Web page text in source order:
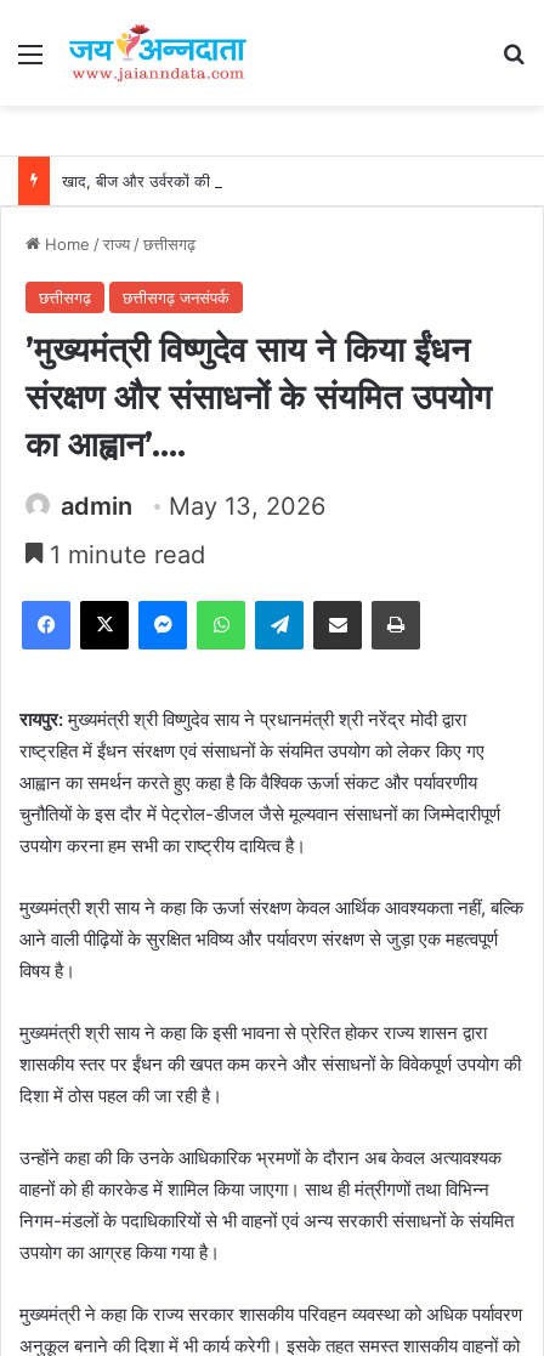
Menu
Home /राज्य/छत्तीसगढ़
छत्तीसगढ़ छत्तीसगढ़ जनसंपर्क
’मुख्यमंत्री विष्णुदेव साय ने किया ईंधन
संरक्षण और संसाधनों के संयमित उपयोग
का आह्वान’….
admin
May 13, 2026
1 minute read
Facebook
X MessengerWhatsAppTelegramShare via Email Print
रायपुर:मुख्यमंत्री श्री विष्णुदेव साय ने प्रधानमंत्री श्री नरेंद्र मोदी द्वारा
राष्ट्रहित में ईंधन संरक्षण एवं संसाधनों के संयमित उपयोग को लेकर किए गए
आह्वान का समर्थन करते हुए कहा है कि वैश्विक ऊर्जा संकट और पर्यावरणीय
चुनौतियों के इस दौर में पेट्रोल-डीजल जैसे मूल्यवान संसाधनों का जिम्मेदारीपूर्ण
उपयोग करना हम सभी का राष्ट्रीय दायित्व है।
मुख्यमंत्री श्री साय ने कहा कि ऊर्जा संरक्षण केवल आर्थिक आवश्यकता नहीं, बल्कि
आने वाली पीढ़ियों के सुरक्षित भविष्य और पर्यावरण संरक्षण से जुड़ा एक महत्वपूर्ण
विषय है।
मुख्यमंत्री श्री साय ने कहा कि इसी भावना से प्रेरित होकर राज्य शासन द्वारा
शासकीय स्तर पर ईंधन की खपत कम करने और संसाधनों के विवेकपूर्ण उपयोग की
दिशा में ठोस पहल की जा रही है।
उन्होंने कहा की कि उनके आधिकारिक भ्रमणों के दौरान अब केवल अत्यावश्यक
वाहनों को ही कारकेड में शामिल किया जाएगा। साथ ही मंत्रीगणों तथा विभिन्न
निगम-मंडलों के पदाधिकारियों से भी वाहनों एवं अन्य सरकारी संसाधनों के संयमित
उपयोग का आग्रह किया गया है।
मुख्यमंत्री ने कहा कि राज्य सरकार शासकीय परिवहन व्यवस्था को अधिक पर्यावरण
अनुकूल बनाने की दिशा में भी कार्य करेगी। इसके तहत समस्त शासकीय वाहनों को